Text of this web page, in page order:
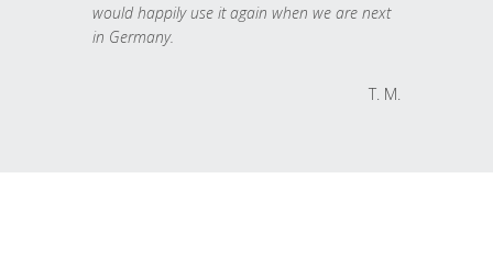
would happily use it again when we are next
in Germany.
T. M.